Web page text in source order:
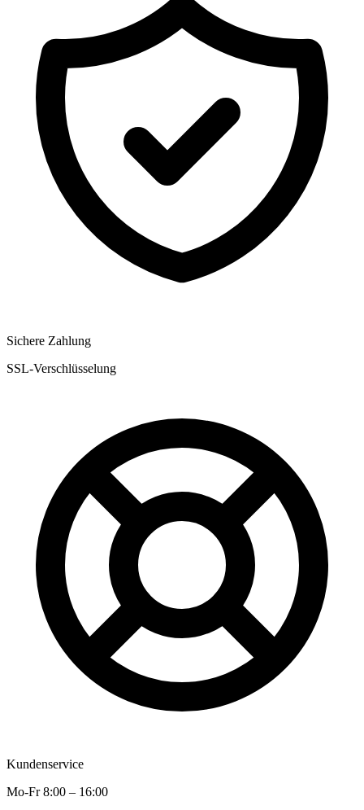
Sichere Zahlung
SSL-Verschlüsselung
Kundenservice
Mo-Fr 8:00 – 16:00